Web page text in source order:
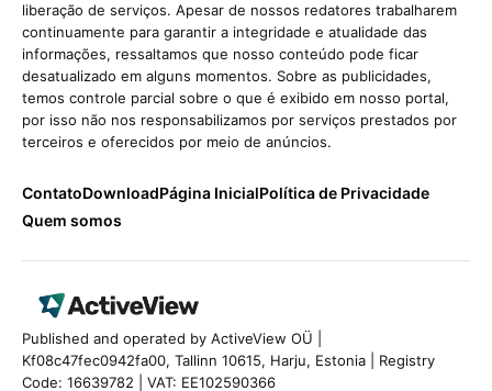
liberação de serviços. Apesar de nossos redatores trabalharem
continuamente para garantir a integridade e atualidade das
informações, ressaltamos que nosso conteúdo pode ficar
desatualizado em alguns momentos. Sobre as publicidades,
temos controle parcial sobre o que é exibido em nosso portal,
por isso não nos responsabilizamos por serviços prestados por
terceiros e oferecidos por meio de anúncios.
ContatoDownloadPágina InicialPolítica de Privacidade
Quem somos
Published and operated by ActiveView OÜ |
Kf08c47fec0942fa00, Tallinn 10615, Harju, Estonia | Registry
Code: 16639782 | VAT: EE102590366